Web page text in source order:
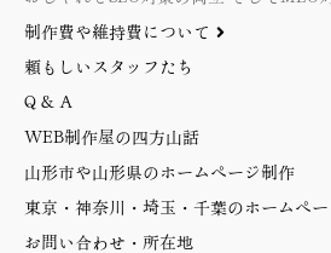
制作費や維持費について
頼もしいスタッフたち
Q & A
WEB制作屋の四方山話
山形市や山形県のホームページ制作
東京・神奈川・埼玉・千葉のホームペ
お問い合わせ・所在地